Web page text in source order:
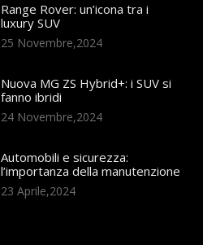
Range Rover: un’icona tra i
luxury SUV
25 Novembre,2024
Nuova MG ZS Hybrid+: i SUV si
fanno ibridi
24 Novembre,2024
Automobili e sicurezza:
l’importanza della manutenzione
23 Aprile,2024